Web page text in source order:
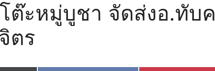
ต๊ะหมู่บูชา จัดส่งอ.ทับค
ตร